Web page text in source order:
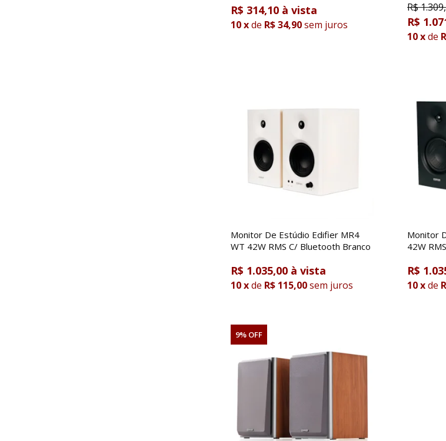
R$ 314,10
10xde R$ 34,90sem juros
R$
R$
10xde
Monitor De Estúdio Edifier MR4
WT 42W RMS C/ Bluetooth Branco
R$ 1.035,00
10xde R$ 115,00sem juros
Monitor
42W
R$
10xde
9% OFF